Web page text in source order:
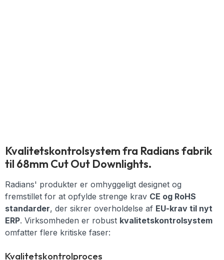
Kvalitetskontrolsystem fra Radians fabrik
til 68mm Cut Out Downlights.
Radians' produkter er omhyggeligt designet og
fremstillet for at opfylde strenge krav CE og RoHS
standarder, der sikrer overholdelse af EU-krav til nyt
ERP. Virksomheden er robust kvalitetskontrolsystem
omfatter flere kritiske faser:
Kvalitetskontrolproces